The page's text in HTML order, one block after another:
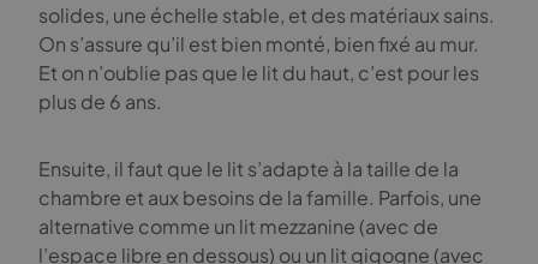
solides, une échelle stable, et des matériaux sains.
On s’assure qu’il est bien monté, bien fixé au mur.
Et on n’oublie pas que le lit du haut, c’est pour les
plus de 6 ans.
Ensuite, il faut que le lit s’adapte à la taille de la
chambre et aux besoins de la famille. Parfois, une
alternative comme un lit mezzanine (avec de
l’espace libre en dessous) ou un lit gigogne (avec